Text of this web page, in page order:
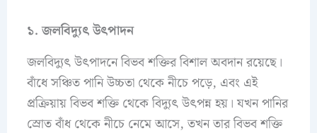
১. জলবিদ্যুৎ উৎপাদন
জলবিদ্যুৎ উৎপাদনে বিভব শক্তির বিশাল অবদান রয়েছে।
বাঁধে সঞ্চিত পানি উচ্চতা থেকে নীচে পড়ে, এবং এই
প্রক্রিয়ায় বিভব শক্তি থেকে বিদ্যুৎ উৎপন্ন হয়। যখন পানির
স্রোত বাঁধ থেকে নীচে নেমে আসে, তখন তার বিভব শক্তি